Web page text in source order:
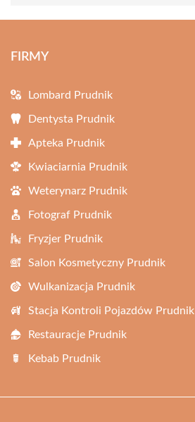
FIRMY
Lombard Prudnik
Dentysta Prudnik
Apteka Prudnik
Kwiaciarnia Prudnik
Weterynarz Prudnik
Fotograf Prudnik
Fryzjer Prudnik
Salon Kosmetyczny Prudnik
Wulkanizacja Prudnik
Stacja Kontroli Pojazdów Prudnik
Restauracje Prudnik
Kebab Prudnik